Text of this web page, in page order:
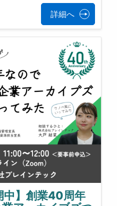
詳細へ
中】創業40周年